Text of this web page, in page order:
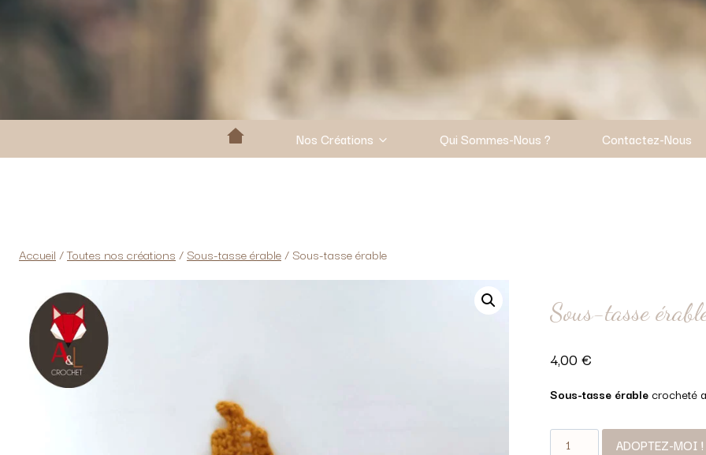
Nos Créations Qui Sommes-Nous ? Contactez-Nous
Accueil /Toutes nos créations /Sous-tasse érable/Sous-tasse érable
Sous-tasse
4,00 €
Sous-tasse érablecrocheté
quantité
ADOPTEZ-MOI !